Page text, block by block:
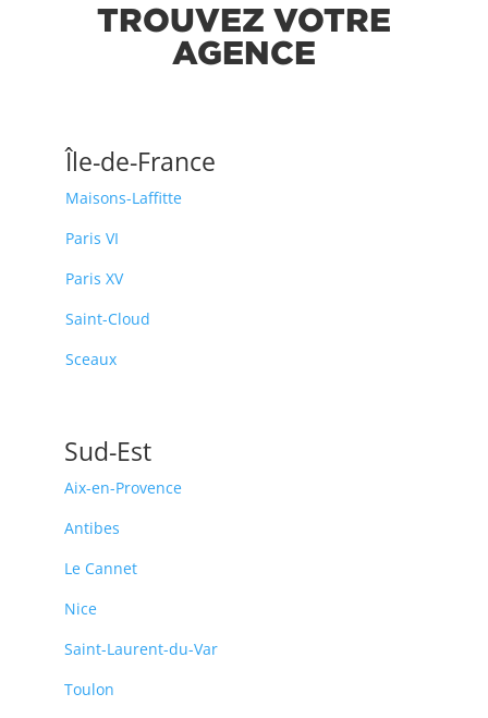
TROUVEZ VOTRE
AGENCE
Île-de-France
Maisons-Laffitte
Paris VI
Paris XV
Saint-Cloud
Sceaux
Sud-Est
Aix-en-Provence
Antibes
Le Cannet
Nice
Saint-Laurent-du-Var
Toulon